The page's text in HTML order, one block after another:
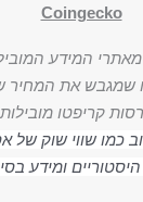
Coingecko
המידע
שמגבש את המחיר
קריפטו
שווי שוק של
ומידע